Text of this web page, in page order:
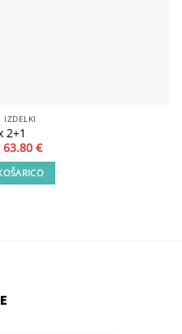
IZDELKI
2+1
Izvirna
je
bila:
95.70 €.
63.80€Trenutna
je:
63.80 €.